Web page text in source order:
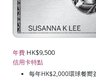
年費 HK$9,500
信用卡特點
每年HK$2,000環球餐嚮